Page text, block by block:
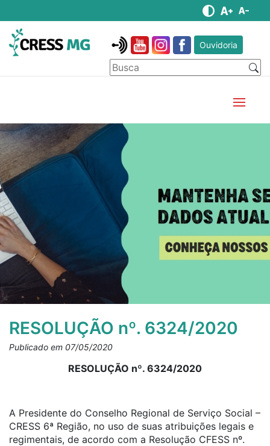
Ouvidoria
RESOLUÇÃO nº. 6324/2020
Publicado em 07/05/2020
RESOLUÇÃO nº. 6324/2020
A Presidente do Conselho Regional de Serviço Social –
CRESS 6ª Região, no uso de suas atribuições legais e
regimentais, de acordo com a Resolução CFESS nº.